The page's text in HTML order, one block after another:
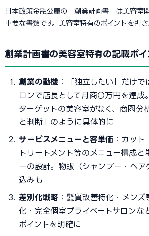
日本政策金融公庫の「創業計画書」は美容室
重要な書類です。美容室特有のポイントを押さ
創業計画書の美容室特有の記載ポイ
創業の動機 ：「独立したい」だけ
ロンで店長として月商〇万円を達
ターゲットの美容室がなく、商圏分
と判断」のように具体的に
サービスメニューと客単価 ：カット
トリートメント等のメニュー構成と
ーの設計。物販（シャンプー・ヘア
込みも
差別化戦略 ：髪質改善特化・メン
化・完全個室プライベートサロンな
ポイントを明確に